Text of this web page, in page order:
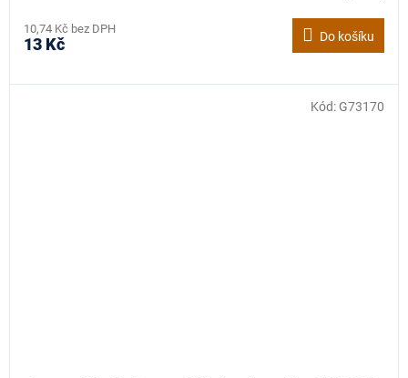
10,74 Kč bez DPH
13 Kč Do košíku
Kód: G73170